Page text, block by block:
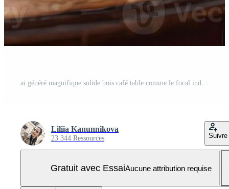
ai généré magnifique solide bois café table comme le focal indiquer, orné avec une fumant tasse de noir café, contre le toile de fond de une magnifiquement décoré café. Photo Pro
Liliia Kanunnikova
23 344 Ressources Suivre
Gratuit avec EssaiAucune attribution requise